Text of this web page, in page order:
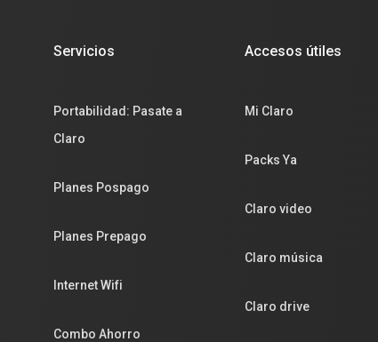
Servicios
Portabilidad: Pasate a
Claro
Planes Pospago
Planes Prepago
Internet Wifi
Combo Ahorro
Accesos útiles
Mi Claro
Packs Ya
Claro video
Claro música
Claro drive